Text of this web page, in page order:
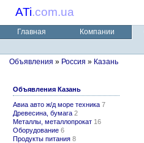
ATi.com.ua
Главная Компании
Объявления » Россия » Казань
Объявления Казань
Авиа авто ж/д море техника 7
Древесина, бумага 2
Металлы, металлопрокат 16
Оборудование 6
Продукты питания 8